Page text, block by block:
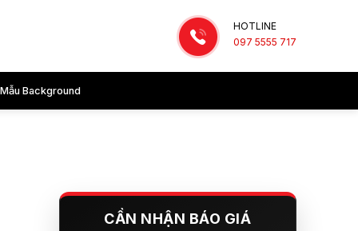
HOTLINE
097 5555 717
Mẫu Background
CẦN NHẬN BÁO GIÁ